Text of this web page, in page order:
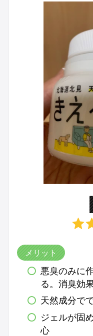
メリット
悪臭のみに
る。消臭効
天然成分で
ジェルが固
心